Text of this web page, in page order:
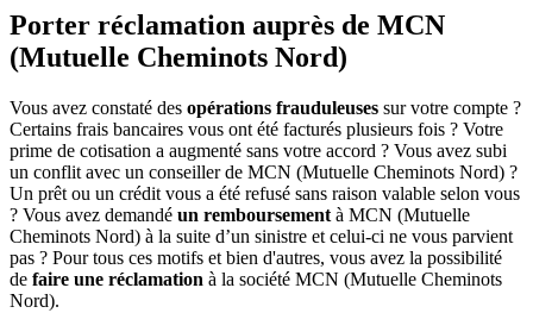
Porter réclamation auprès de MCN
(Mutuelle Cheminots Nord)
Vous avez constaté des opérations frauduleuses sur votre compte ?
Certains frais bancaires vous ont été facturés plusieurs fois ? Votre
prime de cotisation a augmenté sans votre accord ? Vous avez subi
un conflit avec un conseiller de MCN (Mutuelle Cheminots Nord) ?
Un prêt ou un crédit vous a été refusé sans raison valable selon vous
? Vous avez demandé un remboursement à MCN (Mutuelle
Cheminots Nord) à la suite d’un sinistre et celui-ci ne vous parvient
pas ? Pour tous ces motifs et bien d'autres, vous avez la possibilité
de faire une réclamation à la société MCN (Mutuelle Cheminots
Nord).